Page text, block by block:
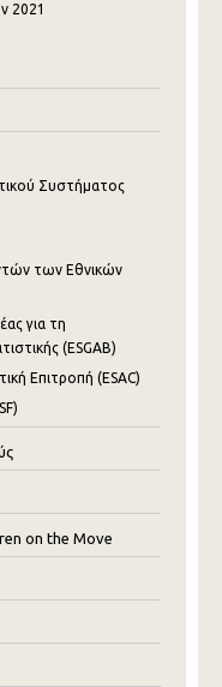
2021
Συστήματος
των Εθνικών
για τη
(ESGAB)
Επιτροπή (ESAC)
on the Move